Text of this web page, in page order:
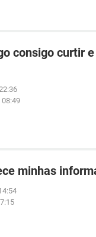
consigo curtir
08:49
minhas